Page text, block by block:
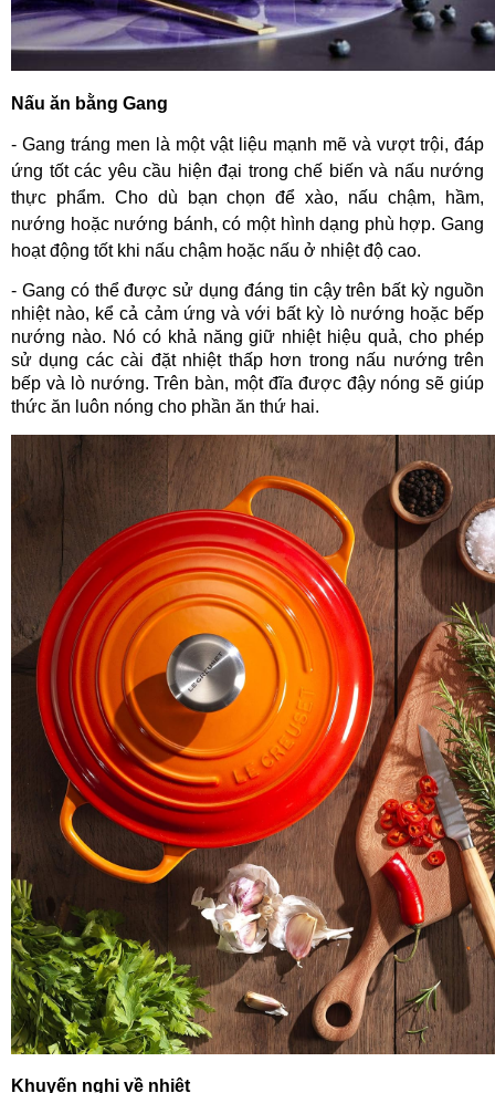
Nấu ăn bằng Gang
- Gang tráng men là một vật liệu mạnh mẽ và vượt trội, đáp
ứng tốt các yêu cầu hiện đại trong chế biến và nấu nướng
thực phẩm. Cho dù bạn chọn để xào, nấu chậm, hầm,
nướng hoặc nướng bánh, có một hình dạng phù hợp. Gang
hoạt động tốt khi nấu chậm hoặc nấu ở nhiệt độ cao.
- Gang có thể được sử dụng đáng tin cậy trên bất kỳ nguồn
nhiệt nào, kể cả cảm ứng và với bất kỳ lò nướng hoặc bếp
nướng nào. Nó có khả năng giữ nhiệt hiệu quả, cho phép
sử dụng các cài đặt nhiệt thấp hơn trong nấu nướng trên
bếp và lò nướng. Trên bàn, một đĩa được đậy nóng sẽ giúp
thức ăn luôn nóng cho phần ăn thứ hai.
Khuyến nghị về nhiệt